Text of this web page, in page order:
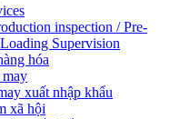
inspection / Pre-
Supervision
hóa
xuất nhập khẩu
xã hội